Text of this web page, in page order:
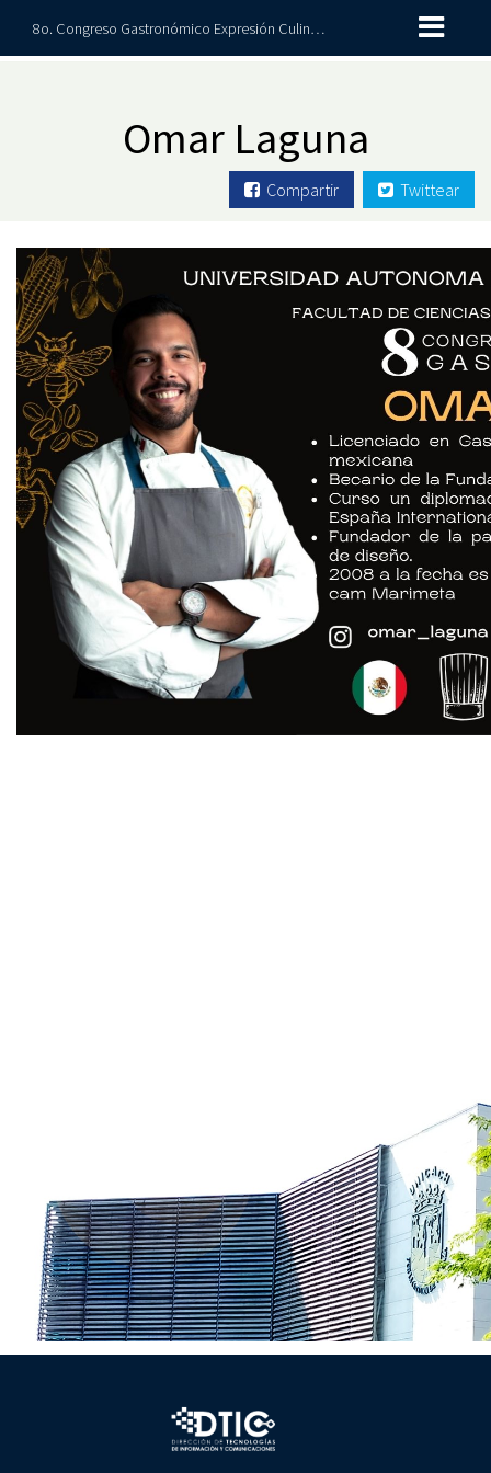
8o. Congreso Gastronómico Expresión Culinaria 2026
Omar Laguna
Compartir Twittear